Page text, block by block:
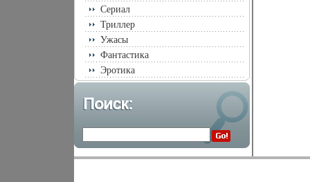
Сериал
Триллер
Ужасы
Фантастика
Эротика